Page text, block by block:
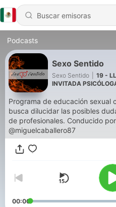
Podcasts
Sexo Sentido
Sexo Sentido
19 -
INVITADA
Programa de educación sexual
busca dilucidar las posibles
de profesionales. Conducido por @freddyaquino88 y
@miguelcaballero87
00:00